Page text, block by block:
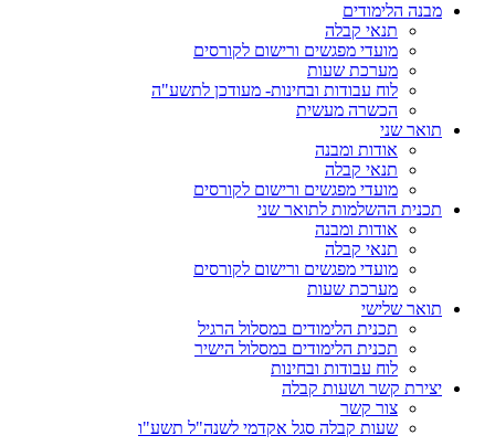
מבנה הלימודים
תנאי קבלה
מועדי מפגשים ורישום לקורסים
מערכת שעות
לוח עבודות ובחינות- מעודכן לתשע"ה
הכשרה מעשית
תואר שני
אודות ומבנה
תנאי קבלה
מועדי מפגשים ורישום לקורסים
תכנית ההשלמות לתואר שני
אודות ומבנה
תנאי קבלה
מועדי מפגשים ורישום לקורסים
מערכת שעות
תואר שלישי
תכנית הלימודים במסלול הרגיל
תכנית הלימודים במסלול הישיר
לוח עבודות ובחינות
יצירת קשר ושעות קבלה
צור קשר
שעות קבלה סגל אקדמי לשנה"ל תשע"ו